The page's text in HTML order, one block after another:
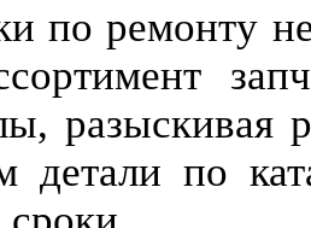
по ремонту
разыскивая
детали по